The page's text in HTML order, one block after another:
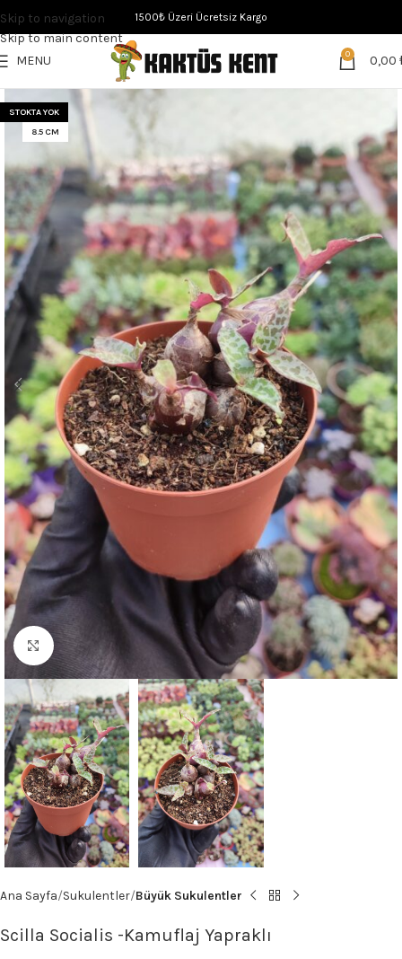
Skip to navigation
Skip to main content
1500₺ Üzeri Ücretsiz Kargo
MENU 0 0,00
STOKTA YOK
8.5 CM
Click to enlarge
Ana Sayfa Sukulentler Büyük Sukulentler
Scilla Socialis -Kamuflaj Yapraklı